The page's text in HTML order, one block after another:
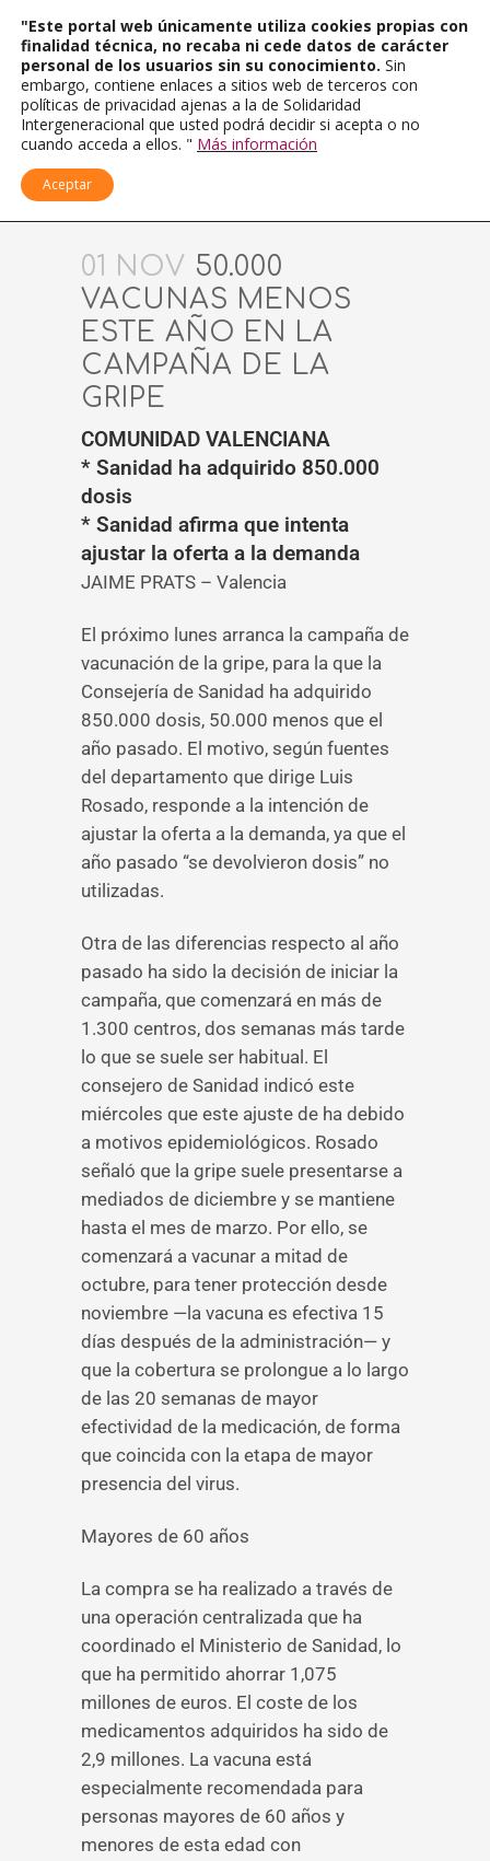
01 NOV 50.000
VACUNAS MENOS
ESTE AÑO EN LA
CAMPAÑA DE LA
GRIPE
COMUNIDAD VALENCIANA
* Sanidad ha adquirido 850.000
dosis
* Sanidad afirma que intenta
ajustar la oferta a la demanda
JAIME PRATS – Valencia
El próximo lunes arranca la campaña de
vacunación de la gripe, para la que la
Consejería de Sanidad ha adquirido
850.000 dosis, 50.000 menos que el
año pasado. El motivo, según fuentes
del departamento que dirige Luis
Rosado, responde a la intención de
ajustar la oferta a la demanda, ya que el
año pasado “se devolvieron dosis” no
utilizadas.
Otra de las diferencias respecto al año
pasado ha sido la decisión de iniciar la
campaña, que comenzará en más de
1.300 centros, dos semanas más tarde
lo que se suele ser habitual. El
consejero de Sanidad indicó este
miércoles que este ajuste de ha debido
a motivos epidemiológicos. Rosado
señaló que la gripe suele presentarse a
mediados de diciembre y se mantiene
hasta el mes de marzo. Por ello, se
comenzará a vacunar a mitad de
octubre, para tener protección desde
noviembre —la vacuna es efectiva 15
días después de la administración— y
que la cobertura se prolongue a lo largo
de las 20 semanas de mayor
efectividad de la medicación, de forma
que coincida con la etapa de mayor
presencia del virus.
Mayores de 60 años
La compra se ha realizado a través de
una operación centralizada que ha
coordinado el Ministerio de Sanidad, lo
que ha permitido ahorrar 1,075
millones de euros. El coste de los
medicamentos adquiridos ha sido de
2,9 millones. La vacuna está
especialmente recomendada para
personas mayores de 60 años y
menores de esta edad con
"Este portal web únicamente utiliza cookies propias con
finalidad técnica, no recaba ni cede datos de carácter
personal de los usuarios sin su conocimiento. Sin
embargo, contiene enlaces a sitios web de terceros con
políticas de privacidad ajenas a la de Solidaridad
Intergeneracional que usted podrá decidir si acepta o no
cuando acceda a ellos. " Más información
Aceptar